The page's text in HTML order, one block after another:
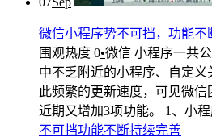
微信小程序势不可挡，功能不
围观热度 0•微信 小程序一共
中不乏附近的小程序、自定
此频繁的更新速度，可见微信
近期又增加3项功能。 1、小
不可挡功能不断持续完善